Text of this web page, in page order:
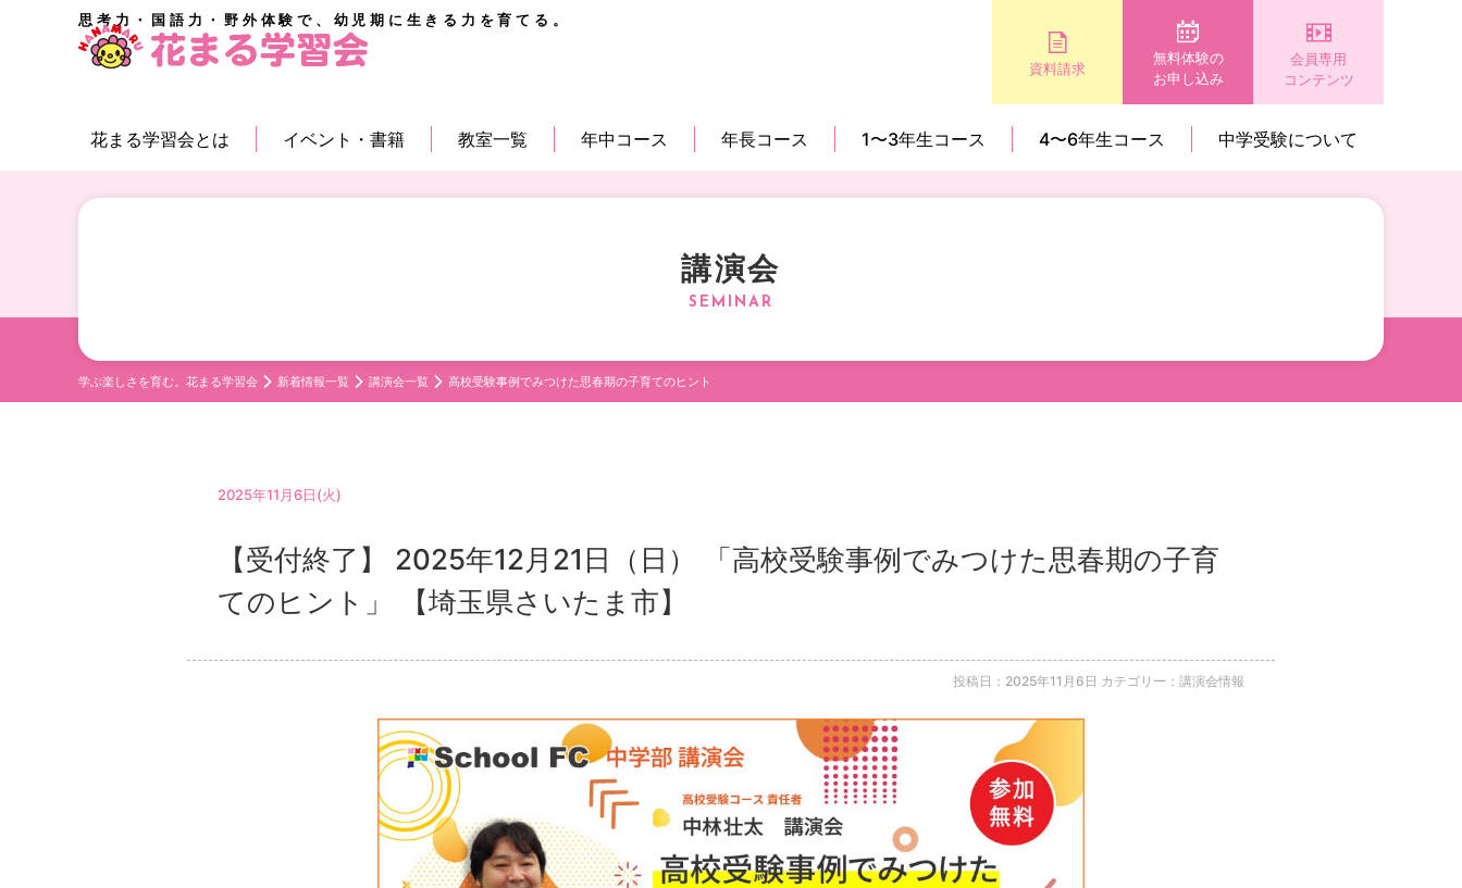
思考力・国語力・野外体験で、幼児期に生きる力を育てる。
資料請求
無料体験の
お申し込み
会員専用
コンテンツ
花まる学習会とは イベント・書籍 教室一覧 年中コース 年長コース 1〜3年生コース 4〜6年生コース 中学受験について
講演会
学ぶ楽しさを育む。花まる学習会 新着情報一覧 講演会一覧 高校受験事例でみつけた思春期の子育てのヒント
2025年11月6日(火)
【受付終了】 2025年12月21日（日） 「高校受験事例でみつけた思春期の子育
てのヒント」 【埼玉県さいたま市】
投稿日：2025年11月6日 カテゴリー：講演会情報